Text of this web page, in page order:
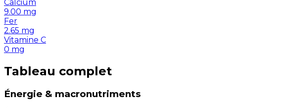
Calcium
9.00 mg
Fer
2.65 mg
Vitamine C
0 mg
Tableau complet
Énergie & macronutriments